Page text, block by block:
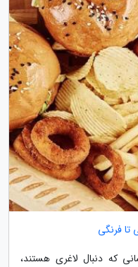
تا فرنگی
که دنبال لاغری هستند،